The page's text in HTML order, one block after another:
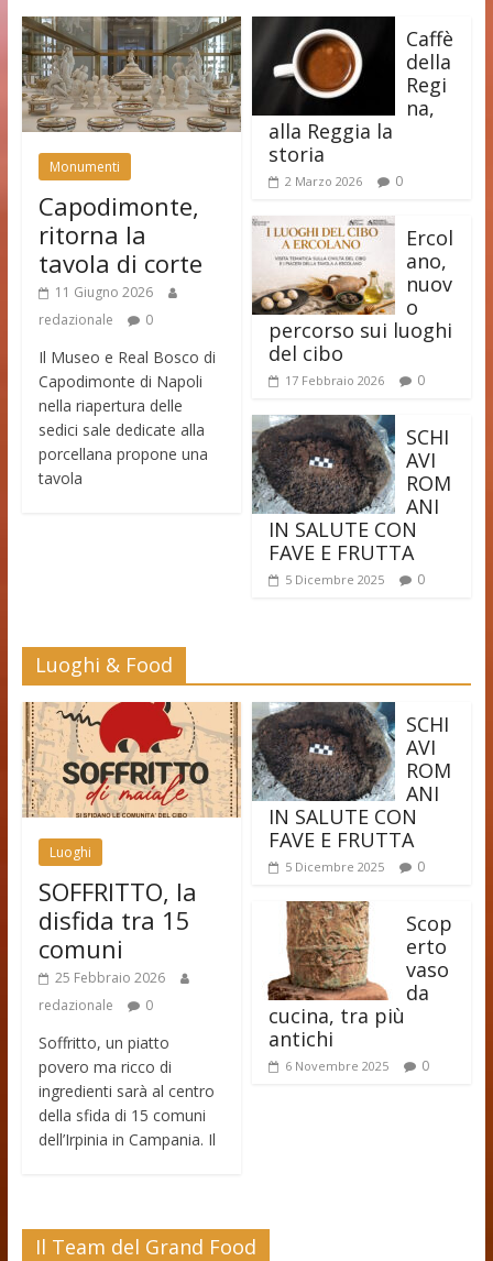
Monumenti
Capodimonte,
ritorna la
tavola di corte
11 Giugno 2026
redazionale
0
Il Museo e Real Bosco di
Capodimonte di Napoli
nella riapertura delle
sedici sale dedicate alla
porcellana propone una
tavola
Caffè
della
Regi
na,
alla Reggia la
storia
2 Marzo 2026 0
Ercol
ano,
nuov
o
percorso sui luoghi
del cibo
17 Febbraio 2026 0
SCHI
AVI
ROM
ANI
IN SALUTE CON
FAVE E FRUTTA
5 Dicembre 2025 0
Luoghi & Food
Luoghi
SOFFRITTO, la
disfida tra 15
comuni
25 Febbraio 2026
redazionale
0
Soffritto, un piatto
povero ma ricco di
ingredienti sarà al centro
della sfida di 15 comuni
dell’Irpinia in Campania. Il
SCHI
AVI
ROM
ANI
IN SALUTE CON
FAVE E FRUTTA
5 Dicembre 2025 0
Scop
erto
vaso
da
cucina, tra più
antichi
6 Novembre 2025 0
Il Team del Grand Food